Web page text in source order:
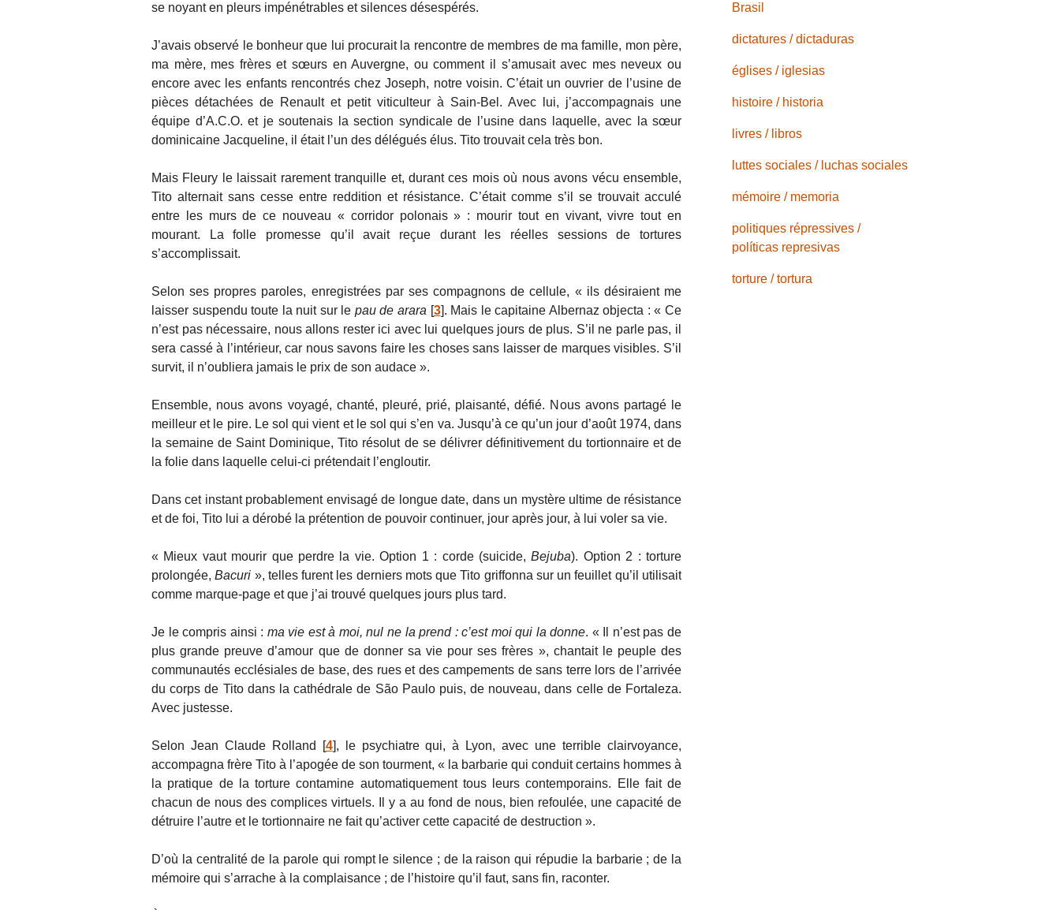
se noyant en pleurs impénétrables et silences désespérés.
J’avais observé le bonheur que lui procurait la rencontre de membres de ma famille, mon père,
ma mère, mes frères et sœurs en Auvergne, ou comment il s’amusait avec mes neveux ou
encore avec les enfants rencontrés chez Joseph, notre voisin. C’était un ouvrier de l’usine de
pièces détachées de Renault et petit viticulteur à Sain-Bel. Avec lui, j’accompagnais une
équipe d’A.C.O. et je soutenais la section syndicale de l’usine dans laquelle, avec la sœur
dominicaine Jacqueline, il était l’un des délégués élus. Tito trouvait cela très bon.
Mais Fleury le laissait rarement tranquille et, durant ces mois où nous avons vécu ensemble,
Tito alternait sans cesse entre reddition et résistance. C’était comme s’il se trouvait acculé
entre les murs de ce nouveau « corridor polonais » : mourir tout en vivant, vivre tout en
mourant. La folle promesse qu’il avait reçue durant les réelles sessions de tortures
s’accomplissait.
Selon ses propres paroles, enregistrées par ses compagnons de cellule, « ils désiraient me
laisser suspendu toute la nuit sur le pau de arara [3]. Mais le capitaine Albernaz objecta : « Ce
n’est pas nécessaire, nous allons rester ici avec lui quelques jours de plus. S’il ne parle pas, il
sera cassé à l’intérieur, car nous savons faire les choses sans laisser de marques visibles. S’il
survit, il n’oubliera jamais le prix de son audace ».
Ensemble, nous avons voyagé, chanté, pleuré, prié, plaisanté, défié. Nous avons partagé le
meilleur et le pire. Le sol qui vient et le sol qui s’en va. Jusqu’à ce qu’un jour d’août 1974, dans
la semaine de Saint Dominique, Tito résolut de se délivrer définitivement du tortionnaire et de
la folie dans laquelle celui-ci prétendait l’engloutir.
Dans cet instant probablement envisagé de longue date, dans un mystère ultime de résistance
et de foi, Tito lui a dérobé la prétention de pouvoir continuer, jour après jour, à lui voler sa vie.
« Mieux vaut mourir que perdre la vie. Option 1 : corde (suicide,Bejuba). Option 2 : torture
prolongée,Bacuri », telles furent les derniers mots que Tito griffonna sur un feuillet qu’il utilisait
comme marque-page et que j’ai trouvé quelques jours plus tard.
Je le compris ainsi : ma vie est à moi, nul ne la prend : c’est moi qui la donne. « Il n’est pas de
plus grande preuve d’amour que de donner sa vie pour ses frères », chantait le peuple des
communautés ecclésiales de base, des rues et des campements de sans terre lors de l’arrivée
du corps de Tito dans la cathédrale de São Paulo puis, de nouveau, dans celle de Fortaleza.
Avec justesse.
Selon Jean Claude Rolland [4], le psychiatre qui, à Lyon, avec une terrible clairvoyance,
accompagna frère Tito à l’apogée de son tourment, « la barbarie qui conduit certains hommes à
la pratique de la torture contamine automatiquement tous leurs contemporains. Elle fait de
chacun de nous des complices virtuels. Il y a au fond de nous, bien refoulée, une capacité de
détruire l’autre et le tortionnaire ne fait qu’activer cette capacité de destruction ».
D’où la centralité de la parole qui rompt le silence ; de la raison qui répudie la barbarie ; de la
mémoire qui s’arrache à la complaisance ; de l’histoire qu’il faut, sans fin, raconter.
Brasil
dictatures / dictaduras
églises / iglesias
histoire / historia
livres / libros
luttes sociales / luchas sociales
mémoire / memoria
politiques répressives /
políticas represivas
torture / tortura